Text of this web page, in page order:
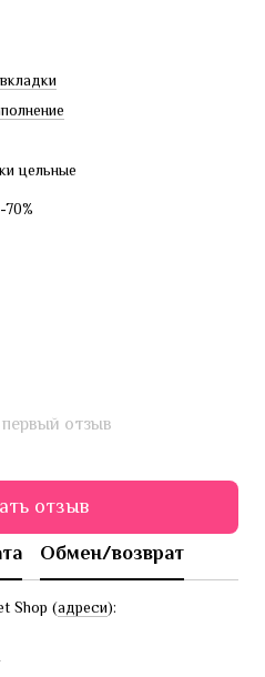
цельные
отзыв
отзыв
Обмен/возврат
Shop (адреси):